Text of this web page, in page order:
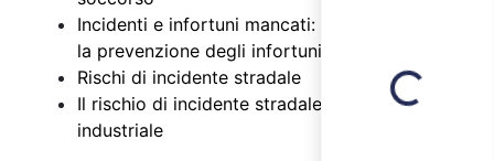
Incidenti e infortuni mancati: importanza per
la prevenzione degli infortuni
Rischi di incidente stradale
Il rischio di incidente stradale nel settore
industriale
Loading...